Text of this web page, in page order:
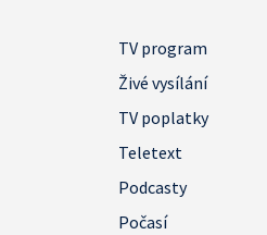
TV program
Živé vysílání
TV poplatky
Teletext
Podcasty
Počasí